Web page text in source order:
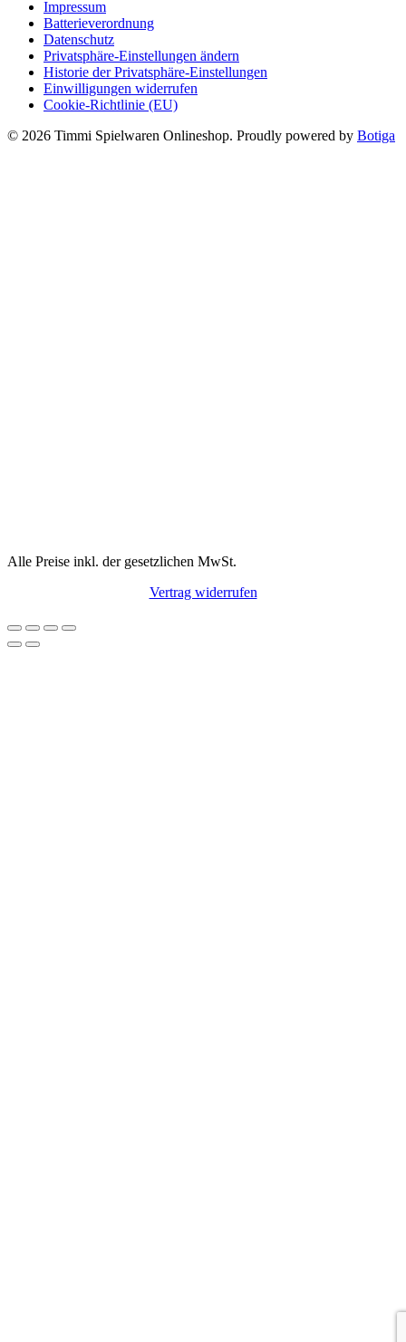
Impressum
Batterieverordnung
Datenschutz
Privatsphäre-Einstellungen ändern
Historie der Privatsphäre-Einstellungen
Einwilligungen widerrufen
Cookie-Richtlinie (EU)
© 2026 Timmi Spielwaren Onlineshop. Proudly powered by Botiga
Alle Preise inkl. der gesetzlichen MwSt.
Vertrag widerrufen